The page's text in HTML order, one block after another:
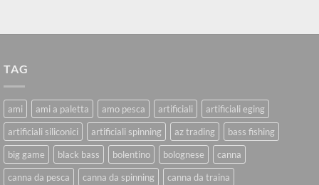
TAG
ami ami a paletta amo pesca artificiali
artificiali eging
artificiali siliconici
artificiali spinning az trading
bass fishing
big game
black bass bolentino bolognese
canna
canna da pesca
canna da spinning canna da traina